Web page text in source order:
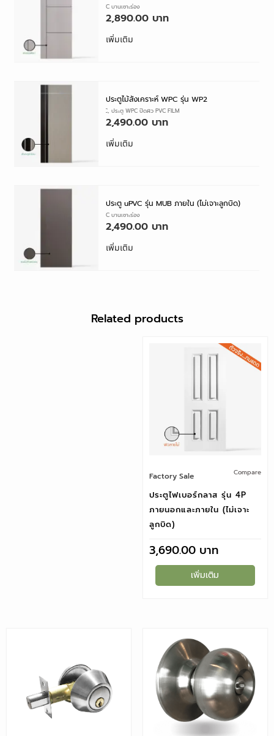
ประตู UPVC บานเซาะร่อง
2,890.00
เพิ่มเติม
ประตู WPC, ประตู WPC ปิดผิว PVC FILM
ประตูไม้สังเคราะห์ WPC รุ่น WP2
2,490.00
เพิ่มเติม
ประตู UPVC บานเซาะร่อง
ประตู uPVC รุ่น MUB ภายใน (ไม่เจาะลูกบิด)
2,490.00
เพิ่มเติม
Related products
Factory Sale Compare
ประตูไฟเบอร์กลาส รุ่น 4P
ภายนอกและภายใน (ไม่เจาะ
ลูกบิด)
3,690.00
เพิ่มเติม